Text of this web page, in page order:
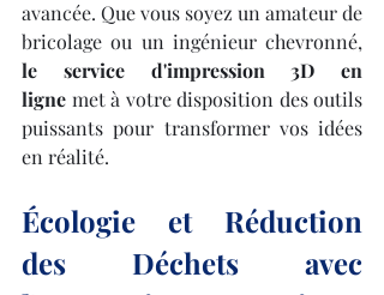
avancée. Que vous soyez un amateur de
le service d'impression 3D en
ligne met à votre disposition des outils
puissants pour transformer vos idées
en réalité.
Écologie et Réduction
des Déchets avec